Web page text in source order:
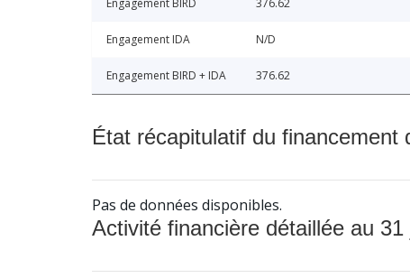
Engagement BIRD 376.62
Engagement IDA N/D
Engagement BIRD + IDA 376.62
État récapitulatif du financement
Pas de données disponibles.
Activité financière détaillée au 31